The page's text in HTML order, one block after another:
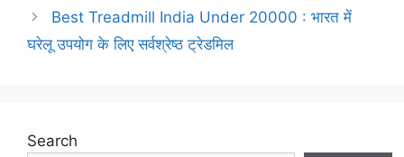
Best Treadmill India Under 20000 : भारत में
घरेलू उपयोग के लिए सर्वश्रेष्ठ ट्रेडमिल
Search